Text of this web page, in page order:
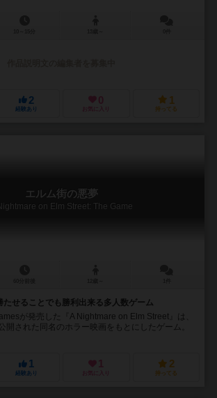
2
経験あり
0
お気に入り
1
持ってる
エルム街の悪夢
on Elm Street: The Game
たせることでも勝利出来る多人数ゲーム
が発売した『A Nightmare on Elm Street』は、
開された同名のホラー映画をもとにしたゲーム。
1
経験あり
1
お気に入り
2
持ってる